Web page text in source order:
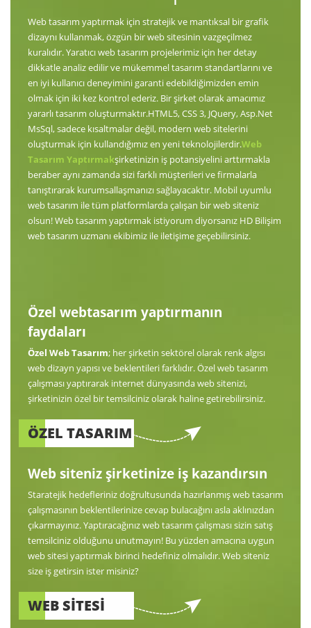
Web tasarım yaptırmak için stratejik ve mantıksal bir grafik
dizaynı kullanmak, özgün bir web sitesinin vazgeçilmez
kuralıdır. Yaratıcı web tasarım projelerimiz için her detay
dikkatle analiz edilir ve mükemmel tasarım standartlarını ve
en iyi kullanıcı deneyimini garanti edebildiğimizden emin
olmak için iki kez kontrol ederiz. Bir şirket olarak amacımız
yararlı tasarım oluşturmaktır.HTML5, CSS 3, JQuery, Asp.Net
MsSql, sadece kısaltmalar değil, modern web sitelerini
oluşturmak için kullandığımız en yeni teknolojilerdir.Web
Tasarım Yaptırmakşirketinizin iş potansiyelini arttırmakla
beraber aynı zamanda sizi farklı müşterileri ve firmalarla
tanıştırarak kurumsallaşmanızı sağlayacaktır. Mobil uyumlu
web tasarım ile tüm platformlarda çalışan bir web siteniz
olsun! Web tasarım yaptırmak istiyorum diyorsanız HD Bilişim
web tasarım uzmanı ekibimiz ile iletişime geçebilirsiniz.
Özel webtasarım yaptırmanın
faydaları
Özel Web Tasarım; her şirketin sektörel olarak renk algısı
web dizayn yapısı ve beklentileri farklıdır. Özel web tasarım
çalışması yaptırarak internet dünyasında web sitenizi,
şirketinizin özel bir temsilciniz olarak haline getirebilirsiniz.
ÖZEL TASARIM
Web siteniz şirketinize iş kazandırsın
Staratejik hedefleriniz doğrultusunda hazırlanmış web tasarım
çalışmasının beklentilerinize cevap bulacağını asla aklınızdan
çıkarmayınız. Yaptıracağınız web tasarım çalışması sizin satış
temsilciniz olduğunu unutmayın! Bu yüzden amacına uygun
web sitesi yaptırmak birinci hedefiniz olmalıdır. Web siteniz
size iş getirsin ister misiniz?
WEB SİTESİ